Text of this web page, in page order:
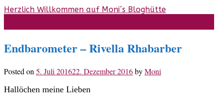
Skip
content
Herzlich Willkommen auf Moni´s Bloghütte
Endbarometer – Rivella Rhabarber
Posted on 5. Juli 201622. Dezember 2016byMoni
Hallöchen meine Lieben